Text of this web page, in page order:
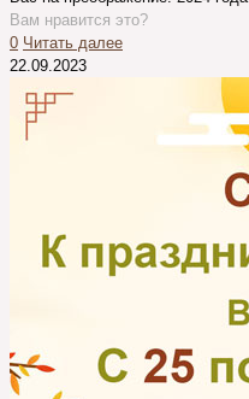
Вам нравится это?
0 Читать далее
22.09.2023